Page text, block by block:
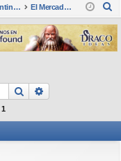
nti
fic
ar
ist
ra
rs
La Cantina - Die Kneipe El Mercadillo
s
c
Buscar
1